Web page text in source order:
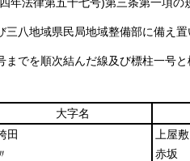
八地域県民局地域整備部に備え置
でを順次結んだ線及び標柱一号
大字名
田 上屋敷
〃 赤坂